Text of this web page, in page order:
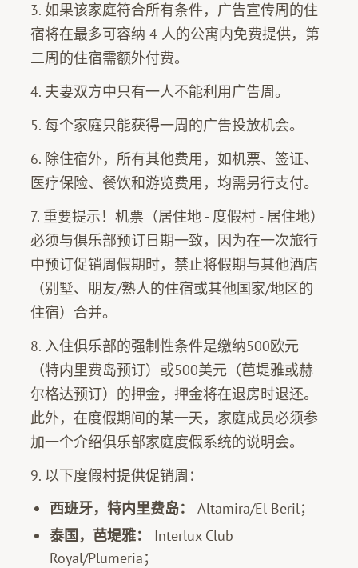
3. 如果该家庭符合所有条件，广告宣传周的住
宿将在最多可容纳 4 人的公寓内免费提供，第
二周的住宿需额外付费。
4. 夫妻双方中只有一人不能利用广告周。
5. 每个家庭只能获得一周的广告投放机会。
6. 除住宿外，所有其他费用，如机票、签证、
医疗保险、餐饮和游览费用，均需另行支付。
7. 重要提示！机票（居住地 - 度假村 - 居住地）
必须与俱乐部预订日期一致，因为在一次旅行
中预订促销周假期时，禁止将假期与其他酒店
（别墅、朋友/熟人的住宿或其他国家/地区的
住宿）合并。
8. 入住俱乐部的强制性条件是缴纳500欧元
（特内里费岛预订）或500美元（芭堤雅或赫
尔格达预订）的押金，押金将在退房时退还。
此外，在度假期间的某一天，家庭成员必须参
加一个介绍俱乐部家庭度假系统的说明会。
9. 以下度假村提供促销周：
西班牙，特内里费岛：
Altamira/El Beril；
泰国，芭堤雅：
Interlux Club
Royal/Plumeria；